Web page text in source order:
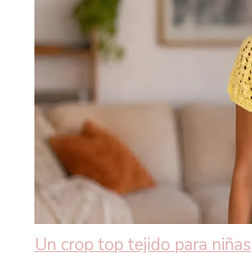
Un crop top tejido para niñas